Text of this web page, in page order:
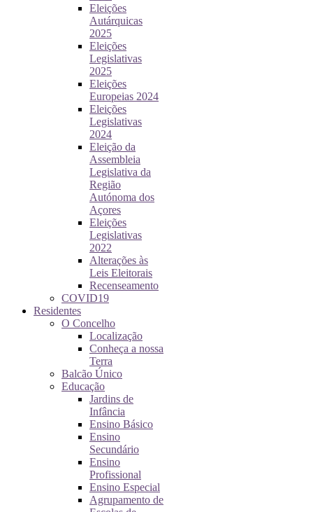
Eleições
Autárquicas
2025
Eleições
Legislativas
2025
Eleições
Europeias 2024
Eleições
Legislativas
2024
Eleição da
Assembleia
Legislativa da
Região
Autónoma dos
Açores
Eleições
Legislativas
2022
Alterações às
Leis Eleitorais
Recenseamento
COVID19
Residentes
O Concelho
Localização
Conheça a nossa
Terra
Balcão Único
Educação
Jardins de
Infância
Ensino Básico
Ensino
Secundário
Ensino
Profissional
Ensino Especial
Agrupamento de